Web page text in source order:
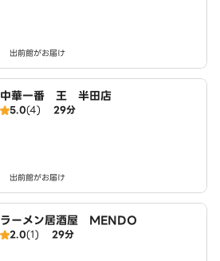
出前館がお届け
中華一番 王 半田店
5.0(4) 29分
出前館がお届け
ラーメン居酒屋 MENDO
2.0(1) 29分